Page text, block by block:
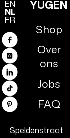
EN
NL
FR
Facebook
Instagram
LinkedIn
TikTok
Pinterest
Speldenstraat
YUGEN
Shop
Over
ons
Jobs
FAQ